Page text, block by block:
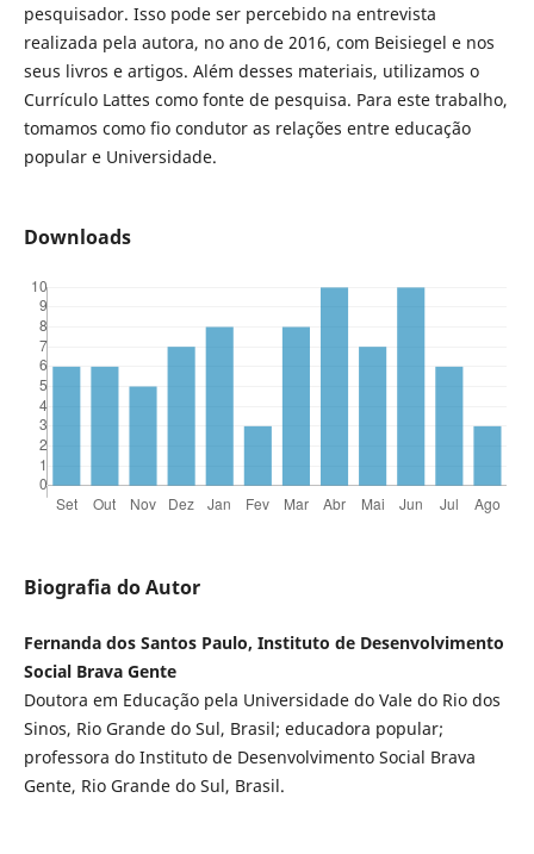
pesquisador. Isso pode ser percebido na entrevista
realizada pela autora, no ano de 2016, com Beisiegel e nos
seus livros e artigos. Além desses materiais, utilizamos o
Currículo Lattes como fonte de pesquisa. Para este trabalho,
tomamos como fio condutor as relações entre educação
popular e Universidade.
Downloads
Biografia do Autor
Fernanda dos Santos Paulo, Instituto de Desenvolvimento
Social Brava Gente
Doutora em Educação pela Universidade do Vale do Rio dos
Sinos, Rio Grande do Sul, Brasil; educadora popular;
professora do Instituto de Desenvolvimento Social Brava
Gente, Rio Grande do Sul, Brasil.